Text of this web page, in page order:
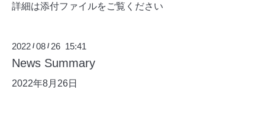
詳細は添付ファイルをご覧ください
2022 /08 / 26 15:41
News Summary
2022年8月26日